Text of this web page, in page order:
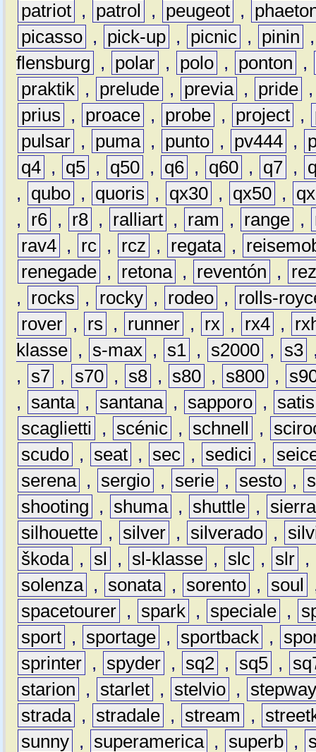
patriot , patrol , peugeot ,
picasso , pick-up , picnic , pinin
flensburg
, polar , polo , ponton
,
praktik , prelude , previa , pride
prius
, proace , probe , project ,
pulsar , puma , punto , pv444 ,
q4 , q5 , q50 , q6 , q60 , q7 ,
,
qubo , quoris , qx30 , qx50 ,
,
r6 , r8 , ralliart , ram , range ,
rav4 , rc , rcz , regata ,
renegade , retona , reventón ,
,
rocks , rocky , rodeo ,
rolls-
rover , rs , runner , rx , rx4 ,
klasse , s-max , s1 , s2000 , s3
,
s7 , s70 , s8 , s80 , s800 ,
,
santa , santana , sapporo ,
satis
scaglietti
, scénic , schnell ,
scudo , seat , sec , sedici ,
serena , sergio , serie , sesto ,
shooting
, shuma , shuttle ,
sierra
silhouette , silver , silverado ,
škoda , sl , sl-klasse , slc , slr ,
solenza , sonata , sorento , soul
spacetourer , spark , speciale ,
sport , sportage , sportback ,
sprinter , spyder , sq2 , sq5 ,
starion
, starlet , stelvio ,
strada , stradale , stream ,
sunny , superamerica , superb ,